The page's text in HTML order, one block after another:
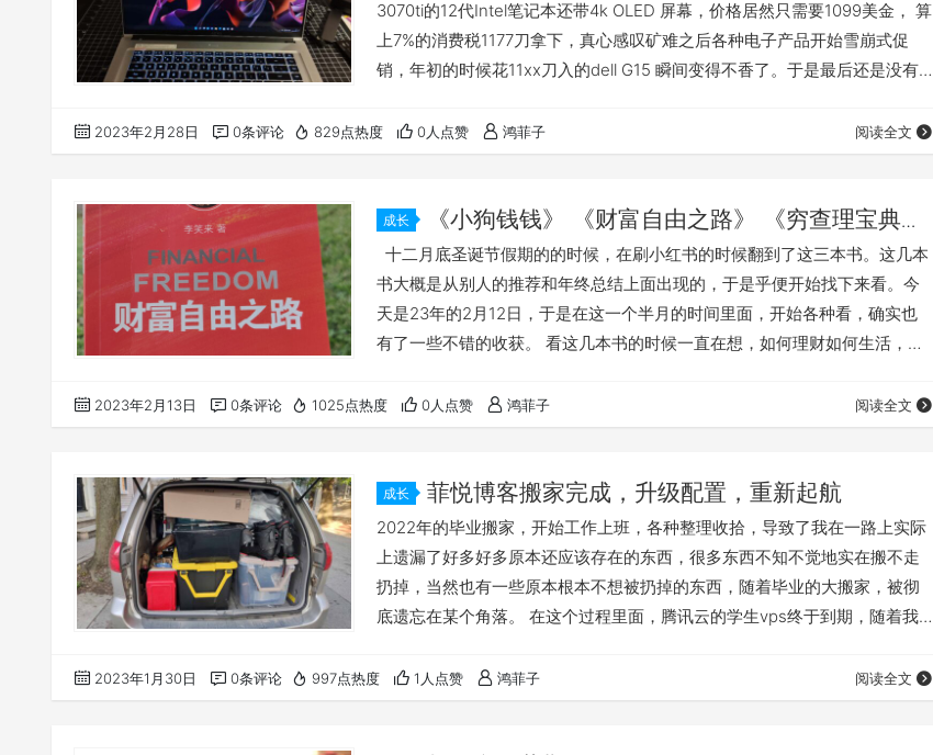
3070ti的12代Intel笔记本还带4k OLED 屏幕，价格居然只需要1099美金， 算
上7%的消费税1177刀拿下，真心感叹矿难之后各种电子产品开始雪崩式促
销，年初的时候花11xx刀入的dell G15 瞬间变得不香了。于是最后还是没有
期间黑五真心没有便宜多少，真正便宜的都是换季大促销，每年要出新的
Intel和新的显卡的时候这些旧的机器就开始要快速变现了。所以那个时候买
2023年2月28日 0条评论 829点热度 0人点赞 鸿菲子 阅读全文
成长
《小狗钱钱》 《财富自由之路》 《穷查理宝典》
23年一月看三本书的一些总结和思考
十二月底圣诞节假期的的时候，在刷小红书的时候翻到了这三本书。这几本
书大概是从别人的推荐和年终总结上面出现的，于是乎便开始找下来看。今
天是23年的2月12日，于是在这一个半月的时间里面，开始各种看，确实也
有了一些不错的收获。 看这几本书的时候一直在想，如何理财如何生活，这
事，大家都是沉迷在自己所擅长和喜欢或者不喜欢的专业课里面。 然后一毕
业，找到工作的同学开始工作。工作之后有时候就很难在继续去学习新的知
2023年2月13日 0条评论 1025点热度 0人点赞 鸿菲子 阅读全文
成长 菲悦博客搬家完成，升级配置，重新起航
2022年的毕业搬家，开始工作上班，各种整理收拾，导致了我在一路上实际
上遗漏了好多好多原本还应该存在的东西，很多东西不知不觉地实在搬不走
扔掉，当然也有一些原本根本不想被扔掉的东西，随着毕业的大搬家，被彻
底遗忘在某个角落。 在这个过程里面，腾讯云的学生vps终于到期，随着我
从此半年再也没有任何更新和打开。也不过本来我上学时候写文章写内容就
比较少，也导致了实际上三年来这个博客完全处于一个荒废的状态，或许时
2023年1月30日 0条评论 997点热度 1人点赞 鸿菲子 阅读全文